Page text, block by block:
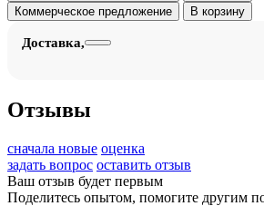
Коммерческое предложение
В корзину
Доставка,
Отзывы
сначала новые оценка
задать вопрос оставить отзыв
Ваш отзыв будет первым
Поделитесь опытом, помогите другим